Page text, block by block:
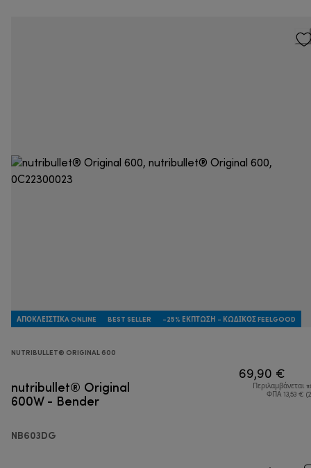
ΑΠΟΚΛΕΙΣΤΙΚA ONLINE BEST SELLER -25% ΈΚΠΤΩΣΗ - ΚΩΔΙΚΌΣ FEELGOOD
NUTRIBULLET® ORIGINAL 600
nutribullet® Original
600W - Bender
NB603DG
69,90 €
Περιλαμβάνεται
ΦΠΑ 13,53 €